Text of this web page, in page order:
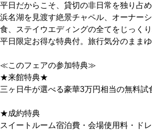
平日だからこそ、貸切の非日常を独り占め
浜名湖を見渡す絶景チャペル、オーナー
食、ステイウエディングの全てをじっく
平日限定お得な特典付。旅行気分のまま
≪このフェアの参加特典≫
★来館特典★
三ヶ日牛が選べる豪華3万円相当の無料試
★成約特典
スイートルーム宿泊費・会場使用料・ド